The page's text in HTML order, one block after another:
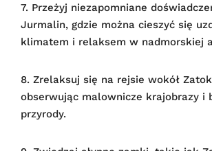
7. Przeżyj niezapomniane
Jurmalin, gdzie można cieszyć się
klimatem i relaksem w nadmorskiej
8. Zrelaksuj się na rejsie wokół
obserwując malownicze krajobrazy i
przyrody.